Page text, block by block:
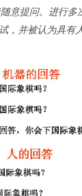
意提问。进行多
，并被认为具有